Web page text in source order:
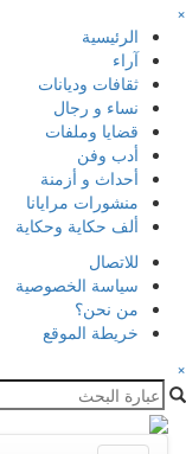
الرئيسية
آراء
ثقافات وديانات
نساء و رجال
قضايا وملفات
أدب وفن
أحداث و أزمنة
منشورات مرايانا
ألف حكاية وحكاية
للاتصال
سياسة الخصوصية
من نحن؟
خريطة الموقع